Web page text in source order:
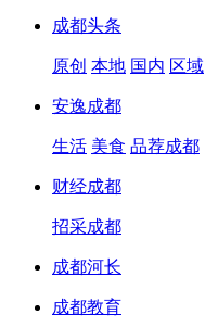
成都头条
原创 本地 国内 区域
安逸成都
生活 美食 品荐成都
财经成都
招采成都
成都河长
成都教育